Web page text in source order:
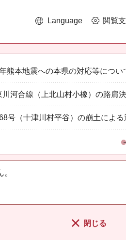
Language 閲覧
熊本地震への本県の対応等につい
川河合線（上北山村小橡）の路肩
号（十津川村平谷）の崩土によ
閉じる